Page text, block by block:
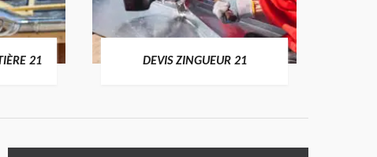
21 DEVIS ZINGUEUR 21